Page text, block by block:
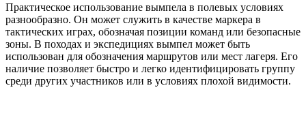
Практическое использование вымпела в полевых условиях
разнообразно. Он может служить в качестве маркера в
тактических играх, обозначая позиции команд или безопасные
зоны. В походах и экспедициях вымпел может быть
использован для обозначения маршрутов или мест лагеря. Его
наличие позволяет быстро и легко идентифицировать группу
среди других участников или в условиях плохой видимости.